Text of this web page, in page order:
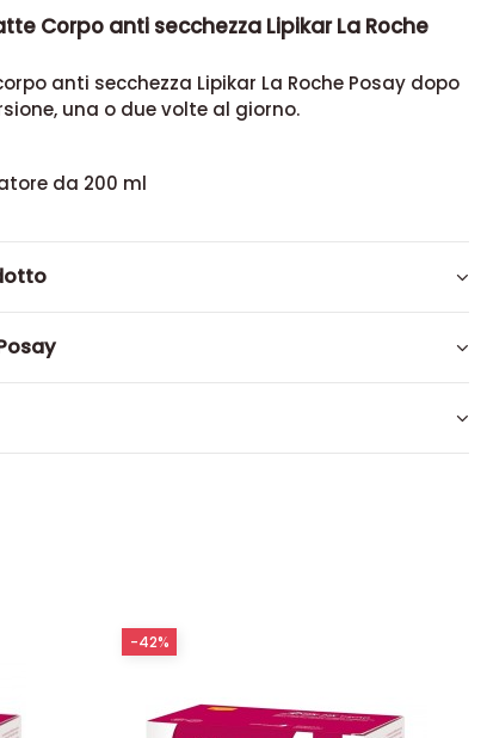
Corpo anti secchezza Lipikar La Roche
anti secchezza Lipikar La Roche Posay dopo
una o due volte al giorno.
da 200 ml
-42%